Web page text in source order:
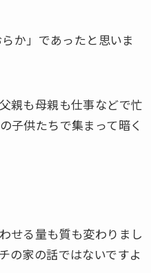
か」であったと思いま
親も母親も仕事などで忙
子供たちで集まって暗く
せる量も質も変わりまし
の家の話ではないですよ